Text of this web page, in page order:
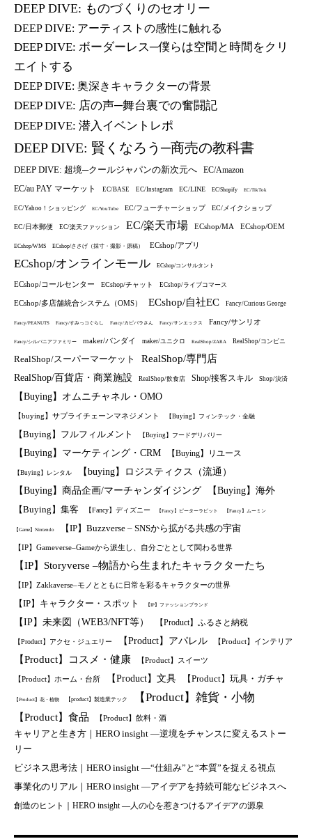
DEEP DIVE: ものづくりのセオリー
DEEP DIVE: アーティストの感性に触れる
DEEP DIVE: ボーダーレス─僕らは空間と時間をクリ
エイトする
DEEP DIVE: 奥深きキャラクターの背景
DEEP DIVE: 店の声─舞台裏での奮闘記
DEEP DIVE: 潜入イベントレポ
DEEP DIVE: 賢くなろう─商売の教科書
DEEP DIVE: 超境─クールジャパンの新次元へ EC/Amazon
EC/au PAY マーケット EC/BASE EC/Instagram EC/LINE EC/Shopify EC/TikTok
EC/Yahoo！ショッピング EC/YouTube EC/フューチャーショップ EC/メイクショップ
EC/日本郵便 EC/楽天ファッション EC/楽天市場 ECshop/MA ECshop/OEM
ECshop/WMS ECshop/ささげ（採寸・撮影・原稿） ECshop/アプリ
ECshop/オンラインモール ECshop/コンサルタント
ECshop/コールセンター ECshop/チャット ECshop/ライブコマース
ECshop/多店舗統合システム（OMS） ECshop/自社EC Fancy/Curious George
Fancy/PEANUTS Fancy/すみっコぐらし Fancy/カピバラさん Fancy/サンエックス Fancy/サンリオ
Fancy/シルバニアファミリー maker/バンダイ maker/ユニクロ RealShop/ZARA RealShop/コンビニ
RealShop/スーパーマーケット RealShop/専門店
RealShop/百貨店・商業施設 RealShop/飲食店 Shop/接客スキル Shop/決済
【Buying】オムニチャネル・OMO
【buying】サプライチェーンマネジメント 【Buying】フィンテック・金融
【Buying】フルフィルメント 【Buying】フードデリバリー
【Buying】マーケティング・CRM 【Buying】リユース
【Buying】レンタル
【buying】ロジスティクス（流通）
【Buying】商品企画/マーチャンダイジング
【Buying】海外
【Buying】集客
【Fancy】ディズニー 【Fancy】ピーターラビット 【Fancy】ムーミン
【Game】Nintendo 【IP】Buzzverse – SNSから拡がる共感の宇宙
【IP】Gameverse–Gameから派生し、自分ごととして関わる世界
【IP】Storyverse –物語から生まれたキャラクターたち
【IP】Zakkaverse–モノとともに日常を彩るキャラクターの世界
【IP】キャラクター・スポット 【IP】ファッションブランド
【IP】未来図（WEB3/NFT等） 【Product】ふるさと納税
【Product】アクセ・ジュエリー 【Product】アパレル 【Product】インテリア
【Product】コスメ・健康 【Product】スイーツ
【Product】ホーム・台所 【Product】文具 【Product】玩具・ガチャ
【Product】花・植物 【product】製造業テック 【Product】雑貨・小物
【Product】食品 【Product】飲料・酒
キャリアと生き方｜HERO insight —逆境をチャンスに変えるストー
リー
ビジネス思考法｜HERO insight —“仕組み”と“本質”を捉える視点
事業化のリアル｜HERO insight —アイデアを持続可能なビジネスへ
創造のヒント｜HERO insight —人の心を惹きつけるアイデアの源泉